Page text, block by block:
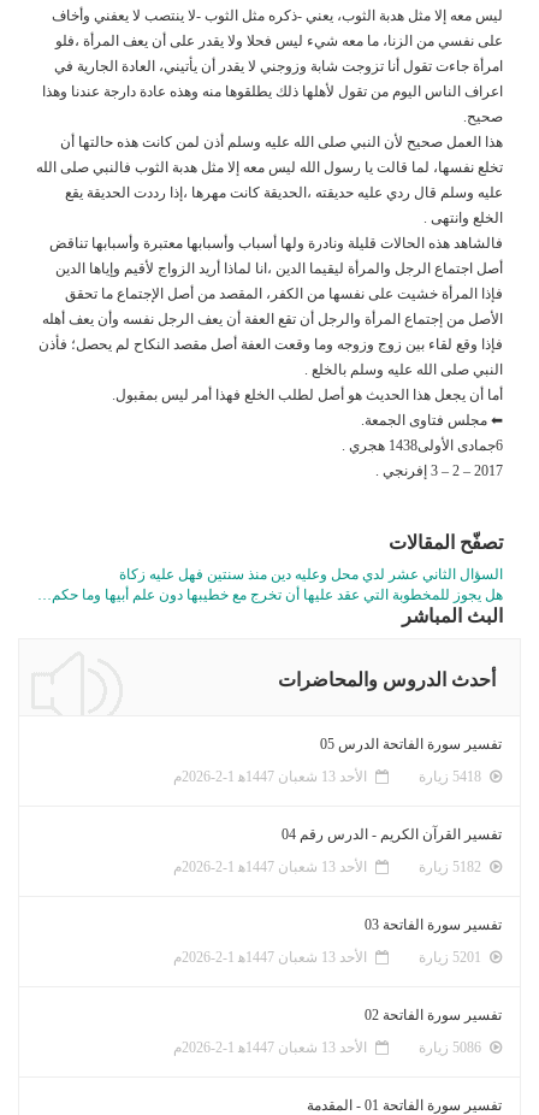
ليس معه إلا مثل هدبة الثوب، يعني -ذكره مثل الثوب -لا ينتصب لا يعفني وأخاف
على نفسي من الزنا، ما معه شيء ليس فحلا ولا يقدر على أن يعف المرأة ،فلو
امرأة جاءت تقول أنا تزوجت شابة وزوجني لا يقدر أن يأتيني، العادة الجارية في
اعراف الناس اليوم من تقول لأهلها ذلك يطلقوها منه وهذه عادة دارجة عندنا وهذا
صحيح.
هذا العمل صحيح لأن النبي صلى الله عليه وسلم أذن لمن كانت هذه حالتها أن
تخلع نفسها، لما قالت يا رسول الله ليس معه إلا مثل هدبة الثوب فالنبي صلى الله
عليه وسلم قال ردي عليه حديقته ،الحديقة كانت مهرها ،إذا رددت الحديقة يقع
الخلع وانتهى .
فالشاهد هذه الحالات قليلة ونادرة ولها أسباب وأسبابها معتبرة وأسبابها تناقض
أصل اجتماع الرجل والمرأة ليقيما الدين ،انا لماذا أريد الزواج لأقيم وإياها الدين
فإذا المرأة خشيت على نفسها من الكفر، المقصد من أصل الإجتماع ما تحقق
الأصل من إجتماع المرأة والرجل أن تقع العفة أن يعف الرجل نفسه وأن يعف أهله
فإذا وقع لقاء بين زوج وزوجه وما وقعت العفة أصل مقصد النكاح لم يحصل؛ فأذن
النبي صلى الله عليه وسلم بالخلع .
أما أن يجعل هذا الحديث هو أصل لطلب الخلع فهذا أمر ليس بمقبول.
⬅ مجلس فتاوى الجمعة.
6جمادى الأولى1438 هجري .
2017 – 2 – 3 إفرنجي .
تصفّح المقالات
السؤال الثاني عشر لدي محل وعليه دين منذ سنتين فهل عليه زكاة
هل يجوز للمخطوبة التي عقد عليها أن تخرج مع خطيبها دون علم أبيها وما حكم…
البث المباشر
أحدث الدروس والمحاضرات
تفسير سورة الفاتحة الدرس 05
الأحد 13 شعبان 1447ﻫ 1-2-2026م
تفسير القرآن الكريم - الدرس رقم 04
الأحد 13 شعبان 1447ﻫ 1-2-2026م
تفسير سورة الفاتحة 03
الأحد 13 شعبان 1447ﻫ 1-2-2026م
تفسير سورة الفاتحة 02
الأحد 13 شعبان 1447ﻫ 1-2-2026م
تفسير سورة الفاتحة 01 - المقدمة